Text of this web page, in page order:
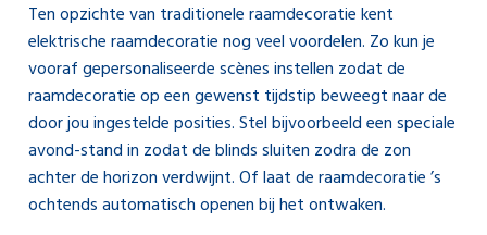
Ten opzichte van traditionele raamdecoratie kent
elektrische raamdecoratie nog veel voordelen. Zo kun je
vooraf gepersonaliseerde scènes instellen zodat de
raamdecoratie op een gewenst tijdstip beweegt naar de
door jou ingestelde posities. Stel bijvoorbeeld een speciale
avond-stand in zodat de blinds sluiten zodra de zon
achter de horizon verdwijnt. Of laat de raamdecoratie ’s
ochtends automatisch openen bij het ontwaken.